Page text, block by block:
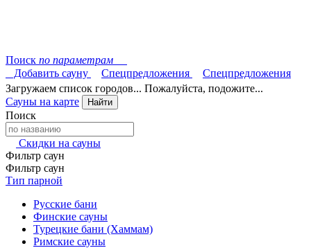
Поиск по параметрам
Добавить сауну
Спецпредложения
Спецпредложения
Загружаем список городов... Пожалуйста, подожите...
Сауны на карте
Найти
Поиск
Скидки на сауны
Фильтр саун
Фильтр саун
Тип парной
Русские бани
Финские сауны
Турецкие бани (Хаммам)
Римские сауны